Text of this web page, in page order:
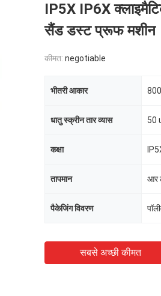
IP5X IP6X
सैंड डस्ट प्रूफ मशीन
कीमत: negotiable
भीतरी आकार
धातु स्क्रीन तार व्यास 50
कक्षा
तापमान आर
पैकेजिंग विवरण
सबसे अच्छी कीमत